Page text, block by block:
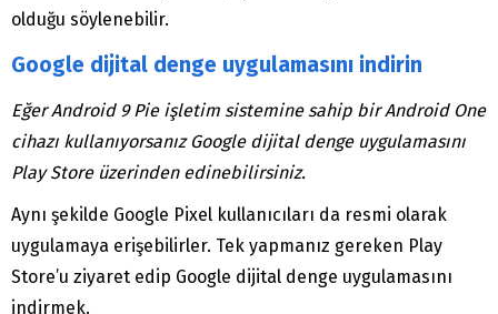
olduğu söylenebilir.
Google dijital denge uygulamasını indirin
Eğer Android 9 Pie işletim sistemine sahip bir Android One
cihazı kullanıyorsanız Google dijital denge uygulamasını
Play Store üzerinden edinebilirsiniz.
Aynı şekilde Google Pixel kullanıcıları da resmi olarak
uygulamaya erişebilirler. Tek yapmanız gereken Play
Store’u ziyaret edip Google dijital denge uygulamasını
indirmek.